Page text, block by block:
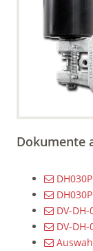
Dokumente
DV-
DV-